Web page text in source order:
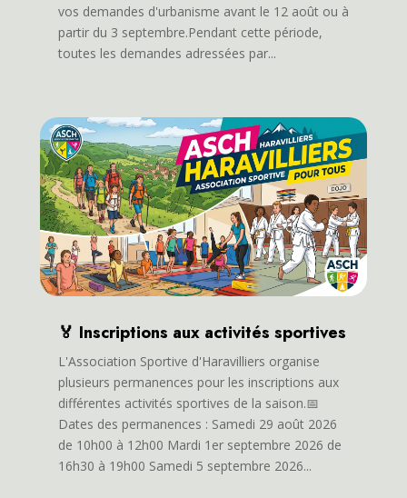
vos demandes d'urbanisme avant le 12 août ou à
partir du 3 septembre.Pendant cette période,
toutes les demandes adressées par...
🏅 Inscriptions aux activités sportives
L'Association Sportive d'Haravilliers organise
plusieurs permanences pour les inscriptions aux
différentes activités sportives de la saison.📅
Dates des permanences : Samedi 29 août 2026
de 10h00 à 12h00 Mardi 1er septembre 2026 de
16h30 à 19h00 Samedi 5 septembre 2026...